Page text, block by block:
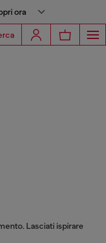
ora
Lasciati ispirare